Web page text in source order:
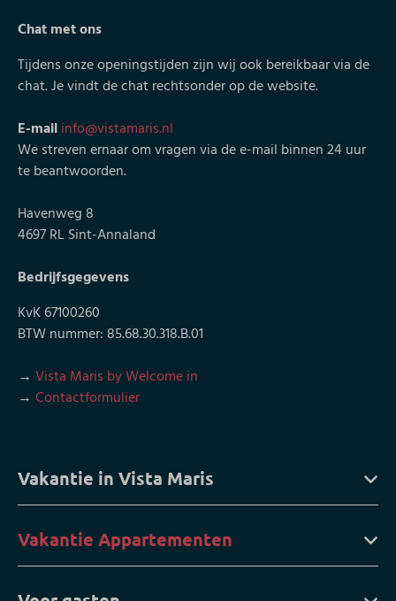
Chat met ons
Tijdens onze openingstijden zijn wij ook bereikbaar via de
chat. Je vindt de chat rechtsonder op de website.
E-mailinfo@vistamaris.nl
We streven ernaar om vragen via de e-mail binnen 24 uur
te beantwoorden.
Havenweg 8
4697 RL Sint-Annaland
Bedrijfsgegevens
KvK 67100260
BTW nummer: 85.68.30.318.B.01
→ Vista Maris by Welcome in
→ Contactformulier
Vakantie in Vista Maris
Vakantie Appartementen